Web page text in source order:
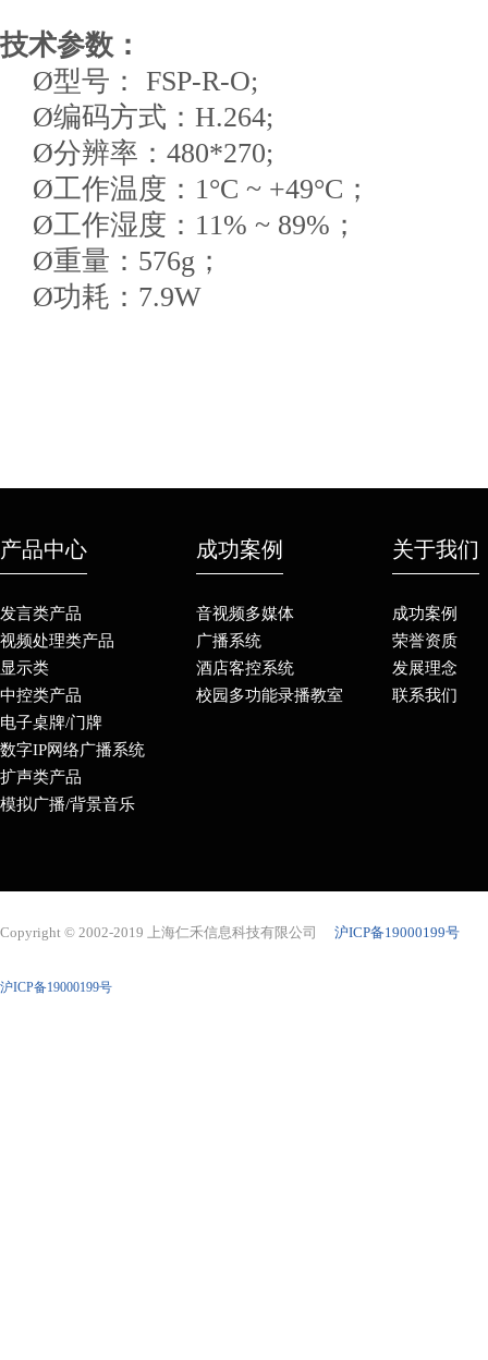
技术参数：
Ø型号： FSP-R-O;
Ø编码方式：H.264;
Ø分辨率：480*270;
Ø工作温度：1°C ~ +49°C；
Ø工作湿度：11% ~ 89%；
Ø重量：576g；
Ø功耗：7.9W
产品中心
发言类产品
视频处理类产品
显示类
中控类产品
电子桌牌/门牌
数字IP网络广播系统
扩声类产品
模拟广播/背景音乐
成功案例
音视频多媒体
广播系统
酒店客控系统
校园多功能录播教室
关于我们
成功案例
荣誉资质
发展理念
联系我们
Copyright © 2002-2019 上海仁禾信息科技有限公司 沪ICP备19000199号
沪ICP备19000199号